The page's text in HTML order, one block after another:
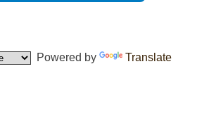
Powered by Translate